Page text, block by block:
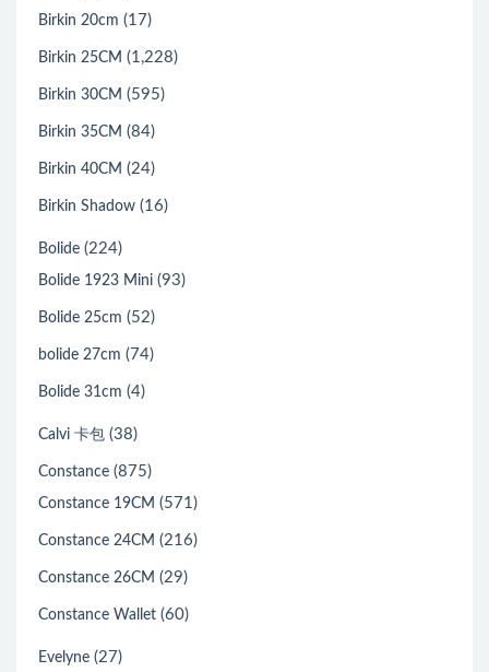
Birkin 20cm (17)
Birkin 25CM (1,228)
Birkin 30CM (595)
Birkin 35CM (84)
Birkin 40CM (24)
Birkin Shadow (16)
Bolide (224)
Bolide 1923 Mini (93)
Bolide 25cm (52)
bolide 27cm (74)
Bolide 31cm (4)
Calvi 卡包 (38)
Constance (875)
Constance 19CM (571)
Constance 24CM (216)
Constance 26CM (29)
Constance Wallet (60)
Evelyne (27)